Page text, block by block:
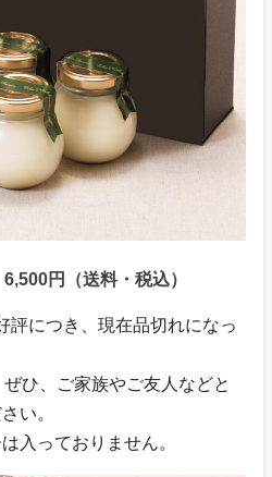
円（送料・税込）
評につき、現在品切れになっ
ひ、ご家族やご友人などと
い。
入っておりません。